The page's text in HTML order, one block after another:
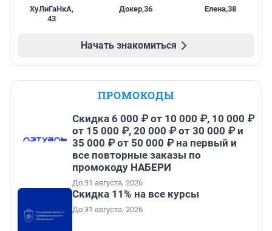
ХуЛиГаНкА,
43
Докер,36 Елена,38
Начать знакомиться
ПРОМОКОДЫ
Скидка 6 000 ₽ от 10 000 ₽, 10 000 ₽
от 15 000 ₽, 20 000 ₽ от 30 000 ₽ и
35 000 ₽ от 50 000 ₽ на первый и
все повторные заказы по
промокоду НАБЕРИ
До 31 августа, 2026
Скидка 11% на все курсы
До 31 августа, 2026